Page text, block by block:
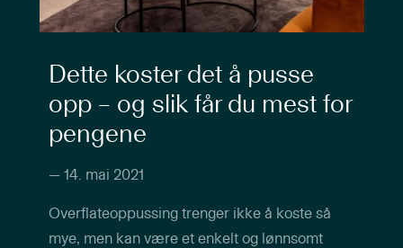
Dette koster det å pusse
opp – og slik får du mest for
pengene
—14. mai 2021
Overflateoppussing trenger ikke å koste så
mye, men kan være et enkelt og lønnsomt